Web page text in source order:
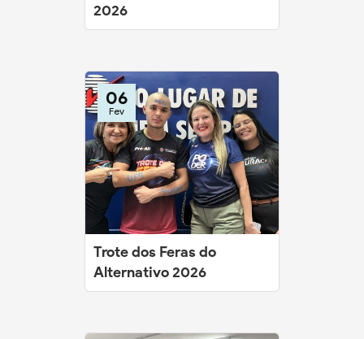
2026
06
Fev
Trote dos Feras do
Alternativo 2026